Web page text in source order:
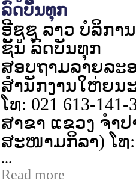
ລົດບັນທຸກ
ອີຊູຊຸ ລາວ ບໍລິກາ
ຊັ້ນ ລົດບັນທຸກ
ສອບຖາມລາຍລະ
ສຳນັກງານໃຫ່ຍນ
ໂທ: 021 613-141-
ສາຂາ ແຂວງ ຈຳ
ສະໜາມກິລາ) ໂ
...
Read more